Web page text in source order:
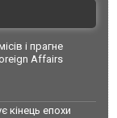
і прагне
Affairs
кінець епохи